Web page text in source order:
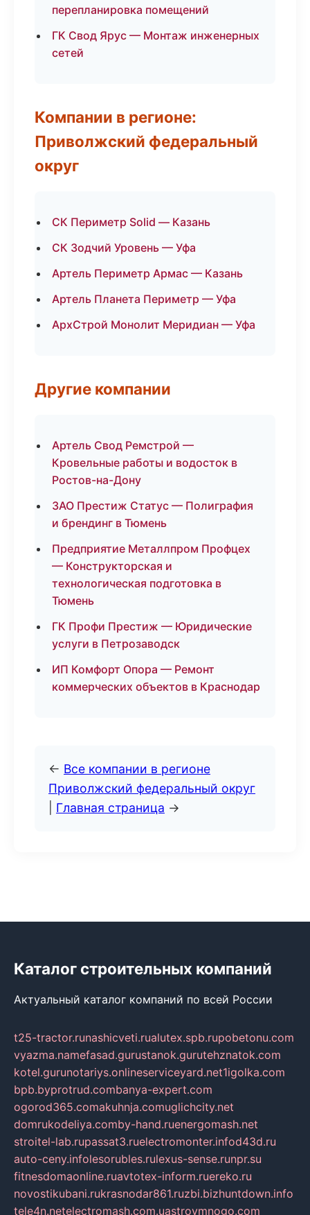
перепланировка помещений
ГК Свод Ярус — Монтаж инженерных
сетей
Компании в регионе:
Приволжский федеральный
округ
СК Периметр Solid — Казань
СК Зодчий Уровень — Уфа
Артель Периметр Армас — Казань
Артель Планета Периметр — Уфа
АрхСтрой Монолит Меридиан — Уфа
Другие компании
Артель Свод Ремстрой —
Кровельные работы и водосток в
Ростов-на-Дону
ЗАО Престиж Статус — Полиграфия
и брендинг в Тюмень
Предприятие Металлпром Профцех
— Конструкторская и
технологическая подготовка в
Тюмень
ГК Профи Престиж — Юридические
услуги в Петрозаводск
ИП Комфорт Опора — Ремонт
коммерческих объектов в Краснодар
← Все компании в регионе
Приволжский федеральный округ
Главная страница →
Каталог строительных компаний
Актуальный каталог компаний по всей России
t25-tractor.runashicveti.rualutex.spb.rupobetonu.com
vyazma.namefasad.gurustanok.gurutehznatok.com
kotel.gurunotariys.onlineserviceyard.net1igolka.com
bpb.byprotrud.combanya-expert.com
ogorod365.comakuhnja.comuglichcity.net
domrukodeliya.comby-hand.ruenergomash.net
stroitel-lab.rupassat3.ruelectromonter.infod43d.ru
auto-ceny.infolesorubles.rulexus-sense.runpr.su
fitnesdomaonline.ruavtotex-inform.ruereko.ru
novostikubani.rukrasnodar861.ruzbi.bizhuntdown.info
tele4n.netelectromash.com.uastroymnogo.com